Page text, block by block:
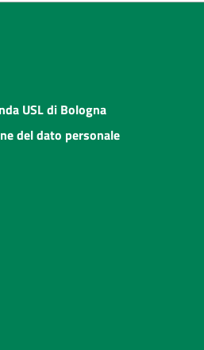
USL di Bologna
del dato personale